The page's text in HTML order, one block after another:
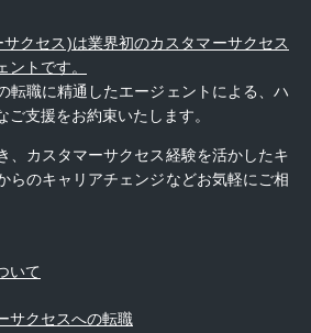
クセス)は業界初のカスタマーサクセス
トです。
転職に精通したエージェントによる、ハ
支援をお約束いたします。
、カスタマーサクセス経験を活かしたキ
らのキャリアチェンジなどお気軽にご相
いて
サクセスへの転職